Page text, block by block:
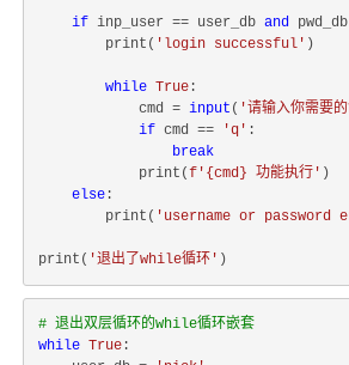
if inp_user == user_db and
        print(
'login successful' )
while True :
            cmd =
input ( '请输入你需要
if cmd == 'q' :
break
            print(
f' {cmd} 功能执行' )
else :
        print(
'username or password
print( '退出了while循环'
# 退出双层循环的while循环嵌套
while True :